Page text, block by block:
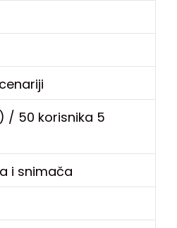
/ 50 korisnika 5
i snimača